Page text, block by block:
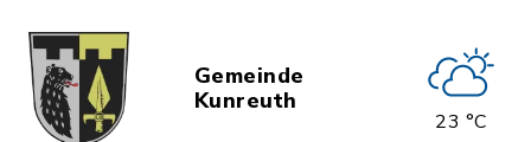
Gemeinde
Kunreuth
23 °C